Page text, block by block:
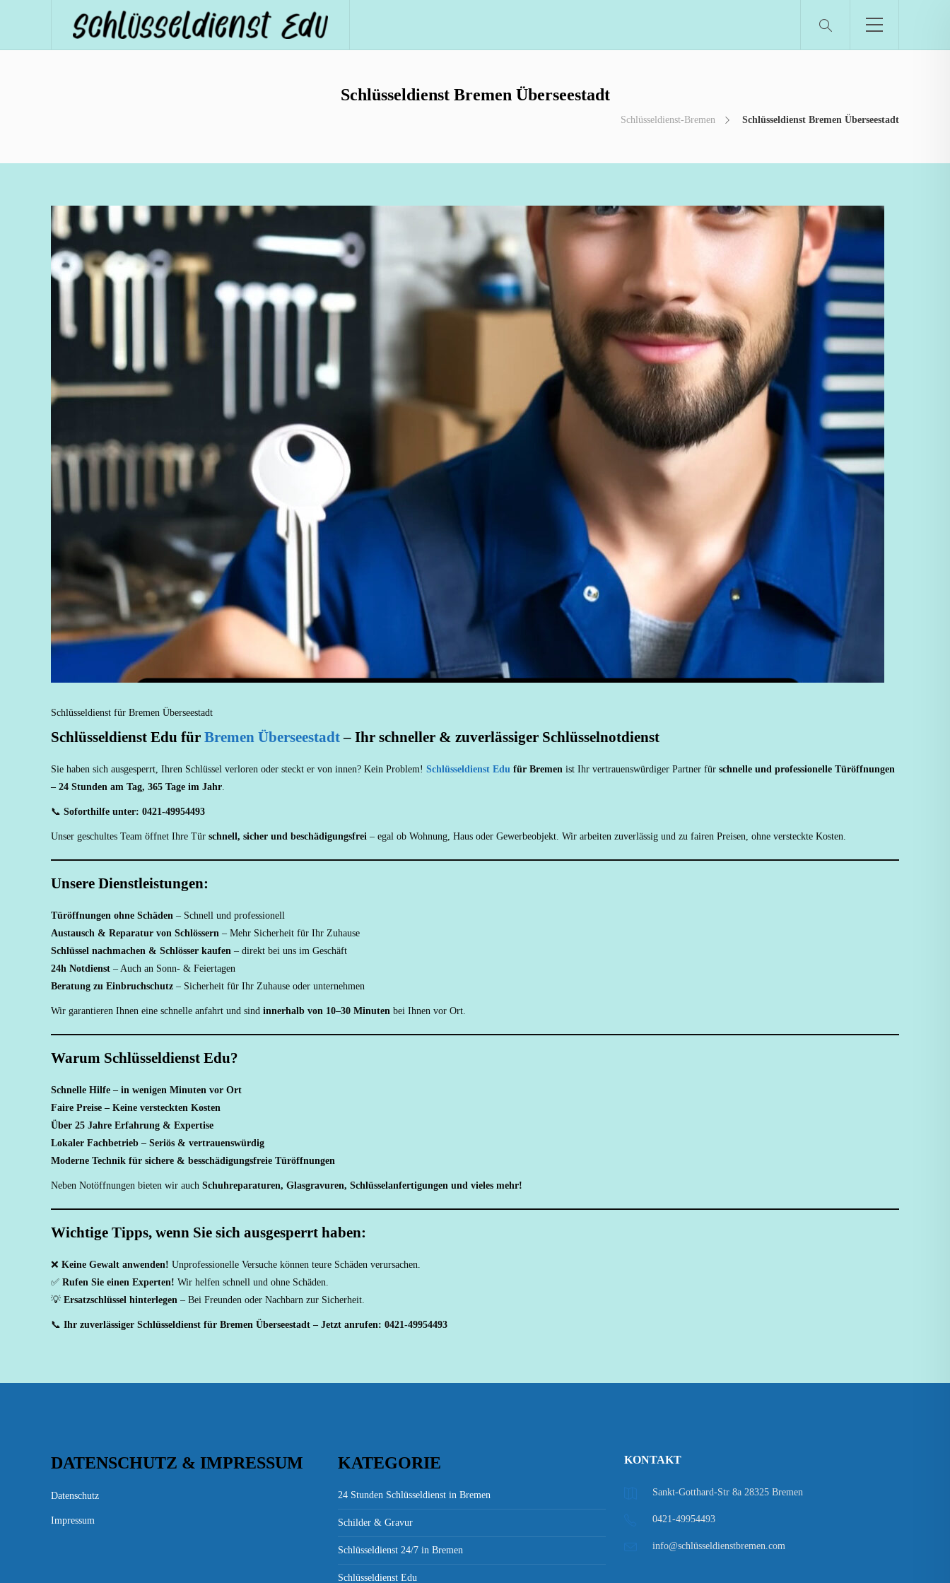
Schlüsseldienst Bremen Überseestadt
Schlüsseldienst-Bremen Schlüsseldienst Bremen Überseestadt
Schlüsseldienst für Bremen Überseestadt
Schlüsseldienst Edu für Bremen Überseestadt– Ihr schneller & zuverlässiger Schlüsselnotdienst
Sie haben sich ausgesperrt, Ihren Schlüssel verloren oder steckt er von innen? Kein Problem! Schlüsseldienst Edu für Bremen ist Ihr vertrauenswürdiger Partner für schnelle und professionelle Türöffnungen
– 24 Stunden am Tag, 365 Tage im Jahr.
📞 Soforthilfe unter: 0421-49954493
Unser geschultes Team öffnet Ihre Tür schnell, sicher und beschädigungsfrei – egal ob Wohnung, Haus oder Gewerbeobjekt. Wir arbeiten zuverlässig und zu fairen Preisen, ohne versteckte Kosten.
Unsere Dienstleistungen:
Türöffnungen ohne Schäden – Schnell und professionell
Austausch & Reparatur von Schlössern – Mehr Sicherheit für Ihr Zuhause
Schlüssel nachmachen & Schlösser kaufen – direkt bei uns im Geschäft
24h Notdienst – Auch an Sonn- & Feiertagen
Beratung zu Einbruchschutz – Sicherheit für Ihr Zuhause oder unternehmen
Wir garantieren Ihnen eine schnelle anfahrt und sind innerhalb von 10–30 Minuten bei Ihnen vor Ort.
Warum Schlüsseldienst Edu?
Schnelle Hilfe – in wenigen Minuten vor Ort
Faire Preise – Keine versteckten Kosten
Über 25 Jahre Erfahrung & Expertise
Lokaler Fachbetrieb – Seriös & vertrauenswürdig
Moderne Technik für sichere & besschädigungsfreie Türöffnungen
Neben Notöffnungen bieten wir auch Schuhreparaturen, Glasgravuren, Schlüsselanfertigungen und vieles mehr!
Wichtige Tipps, wenn Sie sich ausgesperrt haben:
❌ Keine Gewalt anwenden! Unprofessionelle Versuche können teure Schäden verursachen.
✅ Rufen Sie einen Experten! Wir helfen schnell und ohne Schäden.
💡 Ersatzschlüssel hinterlegen – Bei Freunden oder Nachbarn zur Sicherheit.
📞 Ihr zuverlässiger Schlüsseldienst für Bremen Überseestadt – Jetzt anrufen: 0421-49954493
DATENSCHUTZ & IMPRESSUM
Datenschutz
Impressum
KATEGORIE
24 Stunden Schlüsseldienst in Bremen
Schilder & Gravur
Schlüsseldienst 24/7 in Bremen
Schlüsseldienst Edu
KONTAKT
Sankt-Gotthard-Str 8a 28325 Bremen
0421-49954493
info@schlüsseldienstbremen.com